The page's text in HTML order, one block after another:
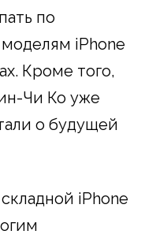
по
iPhone
Кроме того,
Чи Ко уже
о будущей
iPhone